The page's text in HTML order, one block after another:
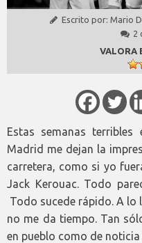
Escrito por: Mario
2
VALORA
Estas semanas
Madrid me dejan la
carretera, como si yo
Jack Kerouac. Todo
Todo sucede rápido. A lo
no me da tiempo. Tan
en pueblo como de